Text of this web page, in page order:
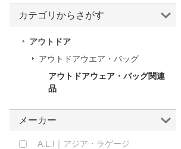
会員メニュー
ほしいもの
カテゴリからさがす
アウトドア
アウトドアウエア・バッグ
アウトドアウェア・バッグ関連
品
メーカー
A.L.I｜アジア・ラゲージ